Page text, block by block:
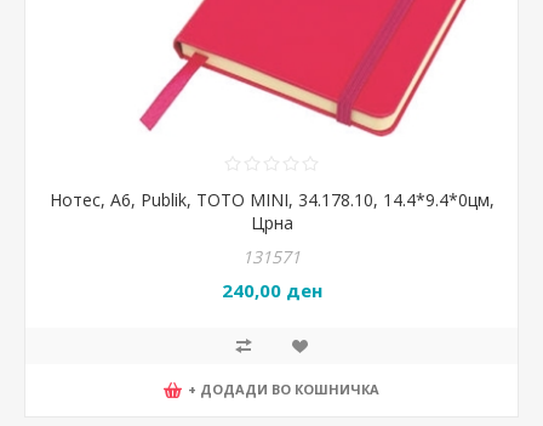
Нотес, А6, Publik, TOTO MINI, 34.178.10, 14.4*9.4*0цм,
Црна
131571
240,00 ден
+ ДОДАДИ ВО КОШНИЧКА